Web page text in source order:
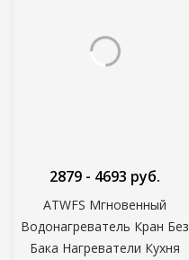
ATWFS Мгновенный
Водонагреватель Кран Без
Бака Нагреватели Кухня
2879 - 4693 руб.